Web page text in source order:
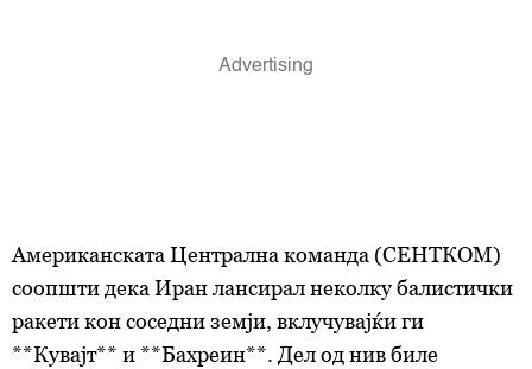
Американската Централна команда (СЕНТКОМ)
соопшти дека Иран лансирал неколку балистички
ракети кон соседни земји, вклучувајќи ги
**Кувајт** и **Бахреин**. Дел од нив биле